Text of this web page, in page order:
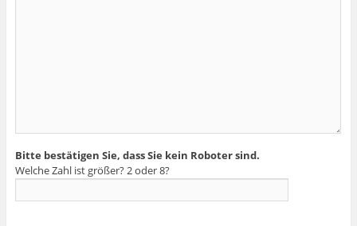
Bitte bestätigen Sie, dass Sie kein Roboter sind.
Welche Zahl ist größer? 2 oder 8?